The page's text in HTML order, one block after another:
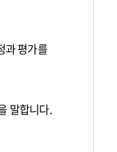
과 평가를
말합니다.